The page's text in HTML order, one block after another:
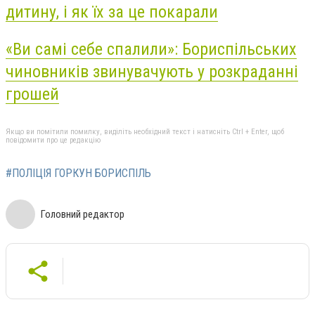
дитину, і як їх за це покарали
«Ви самі себе спалили»: Бориспільських
чиновників звинувачують у розкраданні
грошей
Якщо ви помітили помилку, виділіть необхідний текст і натисніть Ctrl + Enter, щоб
повідомити про це редакцію
#ПОЛІЦІЯ ГОРКУН БОРИСПІЛЬ
Головний редактор